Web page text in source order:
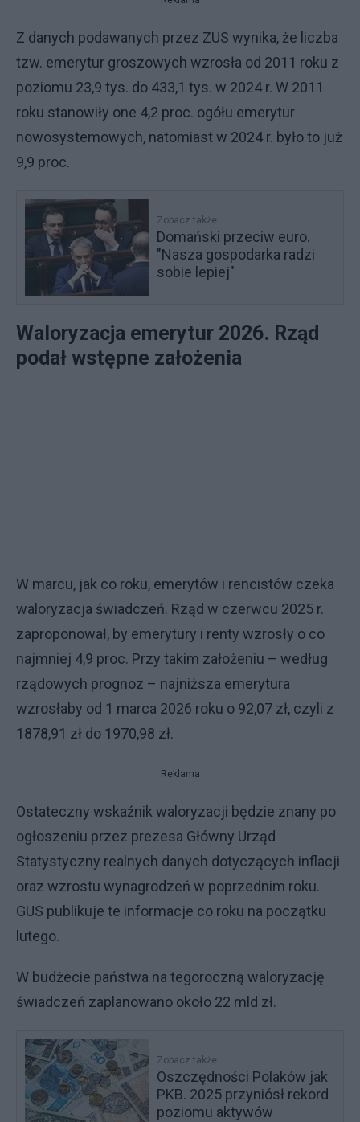
Z danych podawanych przez ZUS wynika, że liczba
tzw. emerytur groszowych wzrosła od 2011 roku z
poziomu 23,9 tys. do 433,1 tys. w 2024 r. W 2011
roku stanowiły one 4,2 proc. ogółu emerytur
nowosystemowych, natomiast w 2024 r. było to już
9,9 proc.
Zobacz także
Domański przeciw euro.
"Nasza gospodarka radzi
sobie lepiej"
Waloryzacja emerytur 2026. Rząd
podał wstępne założenia
W marcu, jak co roku, emerytów i rencistów czeka
waloryzacja świadczeń. Rząd w czerwcu 2025 r.
zaproponował, by emerytury i renty wzrosły o co
najmniej 4,9 proc. Przy takim założeniu – według
rządowych prognoz – najniższa emerytura
wzrosłaby od 1 marca 2026 roku o 92,07 zł, czyli z
1878,91 zł do 1970,98 zł.
Reklama
Ostateczny wskaźnik waloryzacji będzie znany po
ogłoszeniu przez prezesa Główny Urząd
Statystyczny realnych danych dotyczących inflacji
oraz wzrostu wynagrodzeń w poprzednim roku.
GUS publikuje te informacje co roku na początku
lutego.
W budżecie państwa na tegoroczną waloryzację
świadczeń zaplanowano około 22 mld zł.
Zobacz także
Oszczędności Polaków jak
PKB. 2025 przyniósł rekord
poziomu aktywów